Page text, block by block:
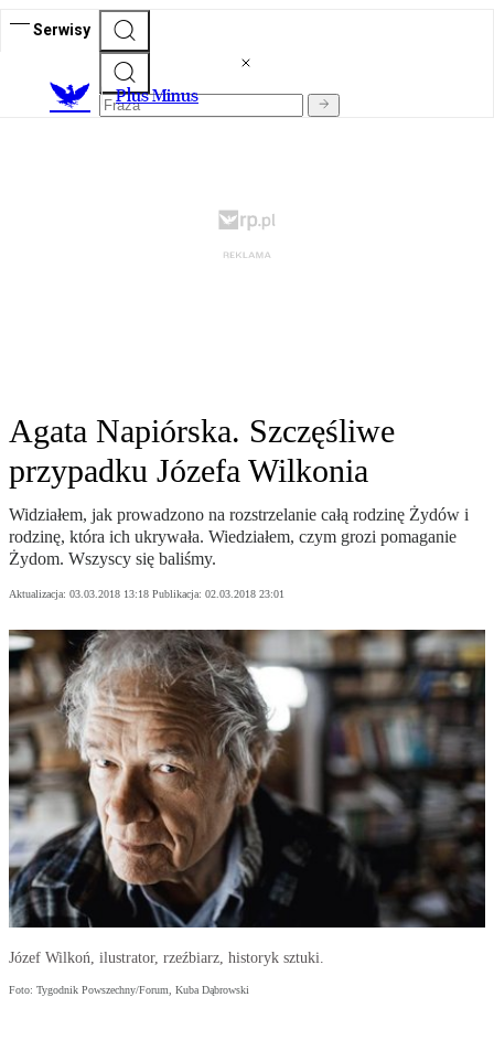
Serwisy
Plus Minus
Agata Napiórska. Szczęśliwe
przypadku Józefa Wilkonia
Widziałem, jak prowadzono na rozstrzelanie całą rodzinę Żydów i
rodzinę, która ich ukrywała. Wiedziałem, czym grozi pomaganie
Żydom. Wszyscy się baliśmy.
Aktualizacja: 03.03.2018 13:18 Publikacja: 02.03.2018 23:01
Józef Wilkoń, ilustrator, rzeźbiarz, historyk sztuki.
Foto: Tygodnik Powszechny/Forum, Kuba Dąbrowski